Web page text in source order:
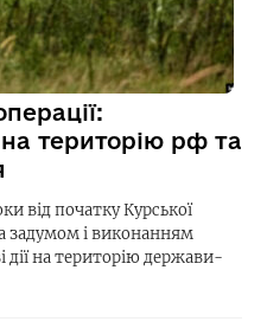
територію рф та
від початку Курської
задумом і виконанням
дії на територію держави-